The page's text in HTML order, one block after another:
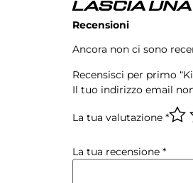
LASCIA UNA
Recensioni
Ancora non ci sono
Recensisci per primo
Il tuo indirizzo email
La tua valutazione *
La tua recensione *